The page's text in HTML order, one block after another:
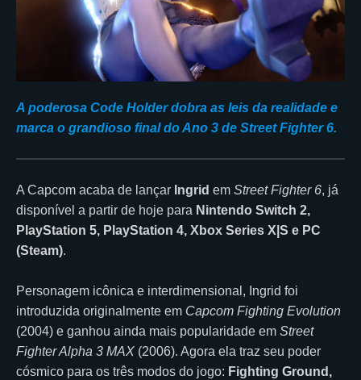
A poderosa Code Holder dobra as leis da realidade e
marca o grandioso final do Ano 3 de Street Fighter 6.
A Capcom acaba de lançar Ingrid em Street Fighter 6, já
disponível a partir de hoje para Nintendo Switch 2,
PlayStation 5, PlayStation 4, Xbox Series X|S e PC
(Steam).
Personagem icônica e interdimensional, Ingrid foi
introduzida originalmente em Capcom Fighting Evolution
(2004) e ganhou ainda mais popularidade em Street
Fighter Alpha 3 MAX (2006). Agora ela traz seu poder
cósmico para os três modos do jogo: Fighting Ground,